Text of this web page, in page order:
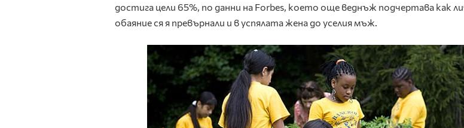
достига цели 65%, по данни на Forbes, което още веднъж подчертава как
обаяние ся я превърнали и в успялата жена до уселия мъж.